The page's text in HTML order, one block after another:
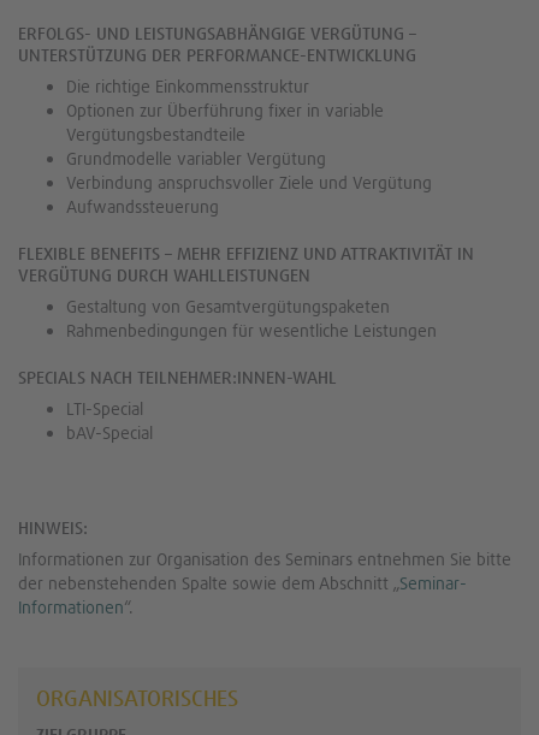
ERFOLGS- UND LEISTUNGSABHÄNGIGE VERGÜTUNG –
UNTERSTÜTZUNG DER PERFORMANCE-ENTWICKLUNG
Die richtige Einkommensstruktur
Optionen zur Überführung fixer in variable
Vergütungsbestandteile
Grundmodelle variabler Vergütung
Verbindung anspruchsvoller Ziele und Vergütung
Aufwandssteuerung
FLEXIBLE BENEFITS – MEHR EFFIZIENZ UND ATTRAKTIVITÄT IN
VERGÜTUNG DURCH WAHLLEISTUNGEN
Gestaltung von Gesamtvergütungspaketen
Rahmenbedingungen für wesentliche Leistungen
SPECIALS NACH TEILNEHMER:INNEN-WAHL
LTI-Special
bAV-Special
HINWEIS:
Informationen zur Organisation des Seminars entnehmen Sie bitte
der nebenstehenden Spalte sowie dem Abschnitt „Seminar-
Informationen“.
ORGANISATORISCHES